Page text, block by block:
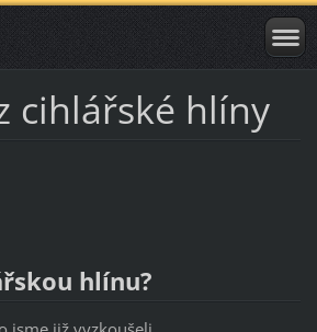
cihlářské hlíny
hlínu?